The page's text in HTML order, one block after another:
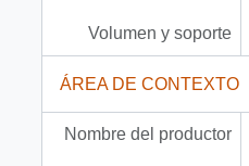
Volumen y soporte
ÁREA DE CONTEXTO
Nombre del productor